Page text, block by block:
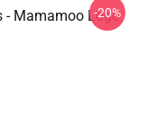
- Mamamoo Logo
-20%